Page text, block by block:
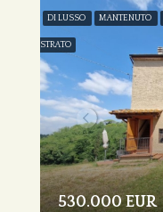
DI LUSSO MANTENUTO
STRATO
530.000 EUR